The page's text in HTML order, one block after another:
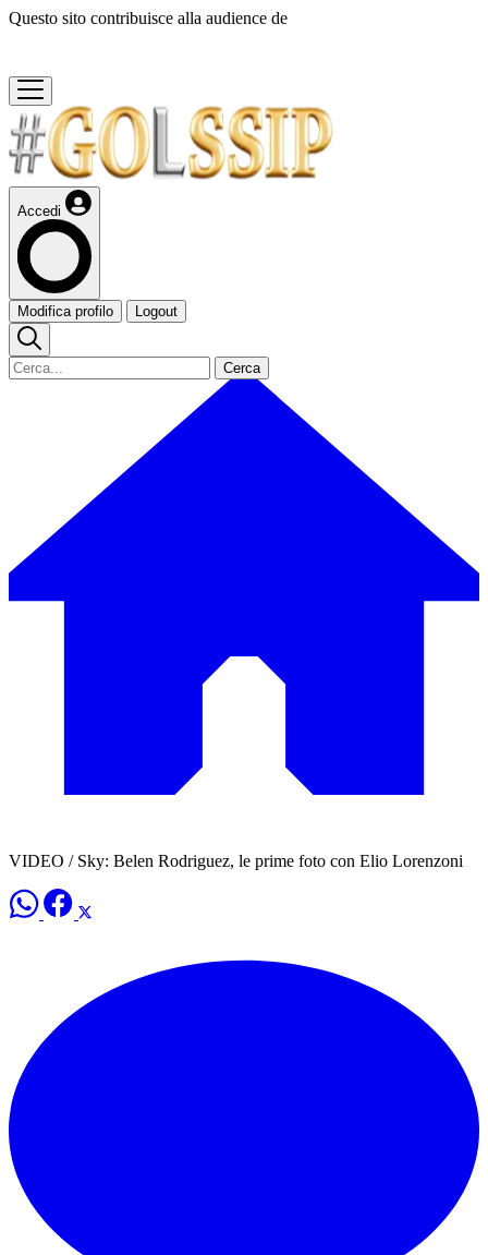
Questo sito contribuisce alla audience de
Accedi
Modifica profilo Logout
Cerca
VIDEO / Sky: Belen Rodriguez, le prime foto con Elio Lorenzoni